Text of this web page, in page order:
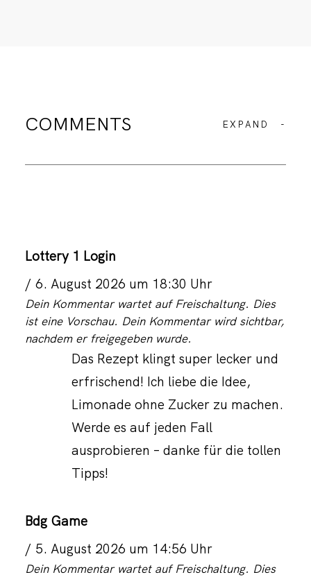
COMMENTS EXPAND -
Lottery 1 Login
6. August 2026 um 18:30 Uhr
Dein Kommentar wartet auf Freischaltung. Dies
ist eine Vorschau. Dein Kommentar wird sichtbar,
nachdem er freigegeben wurde.
Das Rezept klingt super lecker und
erfrischend! Ich liebe die Idee,
Limonade ohne Zucker zu machen.
Werde es auf jeden Fall
ausprobieren – danke für die tollen
Tipps!
Bdg Game
5. August 2026 um 14:56 Uhr
Dein Kommentar wartet auf Freischaltung. Dies